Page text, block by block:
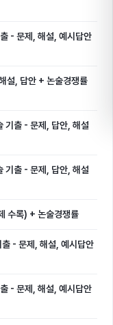
- 문제, 해설, 예시답안
설, 답안 + 논술경쟁률
출 - 문제, 답안, 해설
출 - 문제, 답안, 해설
수록) + 논술경쟁률
- 문제, 해설, 예시답안
- 문제, 해설, 예시답안